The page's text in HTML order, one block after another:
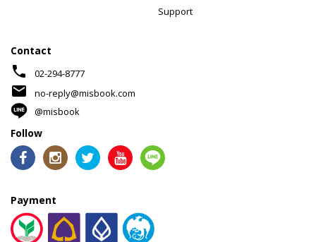
Support
Contact
phone 02-294-8777
mail
no-reply@misbook.com
@misbook
Follow
Payment